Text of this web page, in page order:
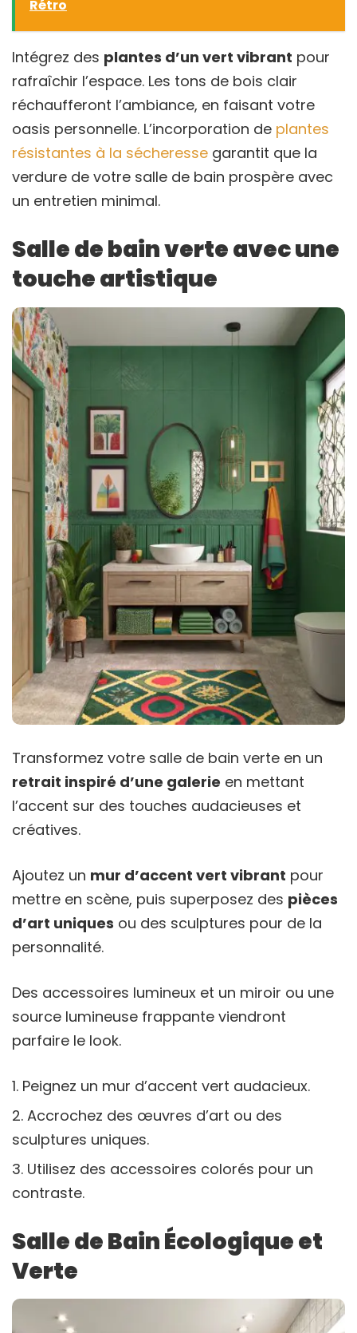
Rétro
Intégrez des plantes d’un vert vibrant pour
rafraîchir l’espace. Les tons de bois clair
réchaufferont l’ambiance, en faisant votre
oasis personnelle. L’incorporation de plantes
résistantes à la sécheresse garantit que la
verdure de votre salle de bain prospère avec
un entretien minimal.
Salle de bain verte avec une
touche artistique
Transformez votre salle de bain verte en un
retrait inspiré d’une galerie en mettant
l’accent sur des touches audacieuses et
créatives.
Ajoutez un mur d’accent vert vibrant pour
mettre en scène, puis superposez des pièces
d’art uniques ou des sculptures pour de la
personnalité.
Des accessoires lumineux et un miroir ou une
source lumineuse frappante viendront
parfaire le look.
Peignez un mur d’accent vert audacieux.
Accrochez des œuvres d’art ou des
sculptures uniques.
Utilisez des accessoires colorés pour un
contraste.
Salle de Bain Écologique et
Verte